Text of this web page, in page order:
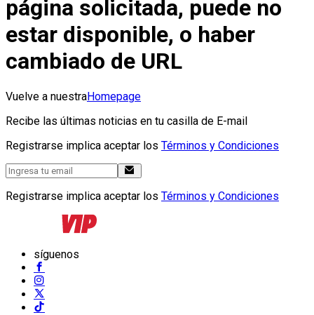
página solicitada, puede no
estar disponible, o haber
cambiado de URL
Vuelve a nuestraHomepage
Recibe las últimas noticias en tu casilla de E-mail
Registrarse implica aceptar los Términos y Condiciones
Registrarse implica aceptar los Términos y Condiciones
síguenos